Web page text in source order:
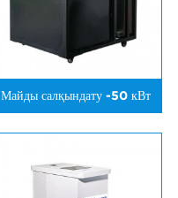
Майды салқындату -50 кВт